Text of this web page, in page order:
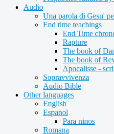
Audio
Una parola di Gesu'
End time teachings
End Time
Rapture
The book of
The book of
Apocalisse -
Sopravvivenza
Audio Bible
Other languages
English
Espanol
Para ninos
Romana